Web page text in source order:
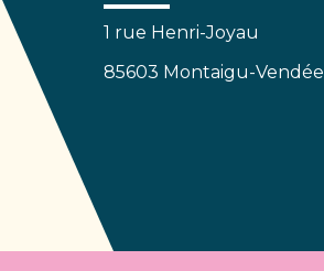
1 rue Henri-Joyau
85603 Montaigu-Vendée